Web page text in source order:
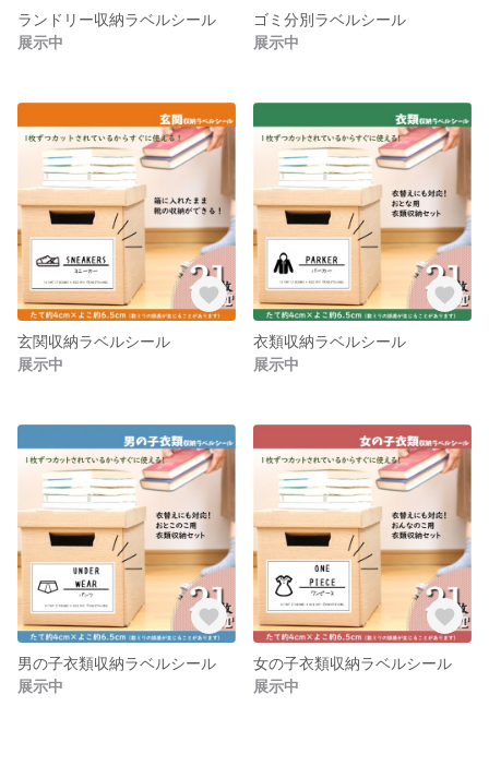
ランドリー収納ラベルシール
展示中
ゴミ分別ラベルシール
展示中
玄関収納ラベルシール
展示中
衣類収納ラベルシール
展示中
男の子衣類収納ラベルシール
展示中
女の子衣類収納ラベルシール
展示中